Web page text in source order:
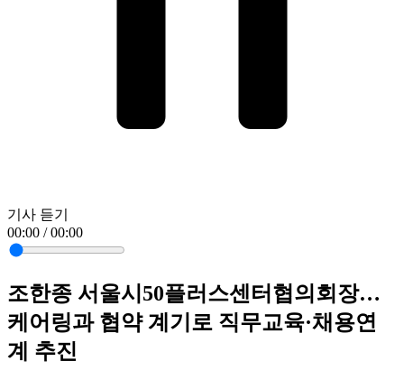
기사 듣기
00:00 / 00:00
조한종 서울시50플러스센터협의회장…
케어링과 협약 계기로 직무교육·채용연
계 추진